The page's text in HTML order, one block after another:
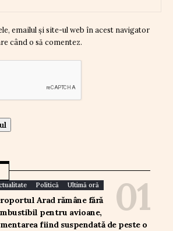
emailul și site-ul web în acest navigator
când o să comentez.
Politică Ultimă oră
Arad rămâne fără
pentru avioane,
fiind suspendată de peste o